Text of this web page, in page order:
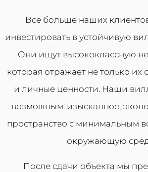
Всё больше наших
инвестировать в устойчивую
Они ищут высококлассную
которая отражает не только их
и личные ценности. Наши
возможным: изысканное,
пространство с минимальным
окружающую
После сдачи объекта мы